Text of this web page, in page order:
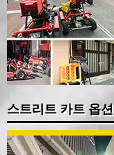
스트리트 카트 옵션